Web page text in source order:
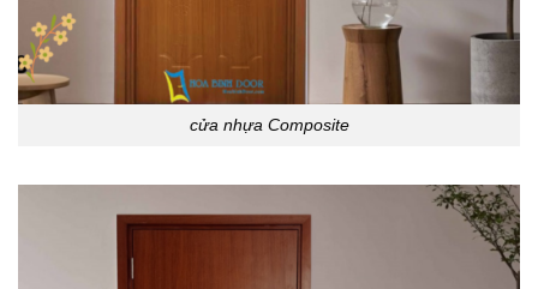
cửa nhựa Composite